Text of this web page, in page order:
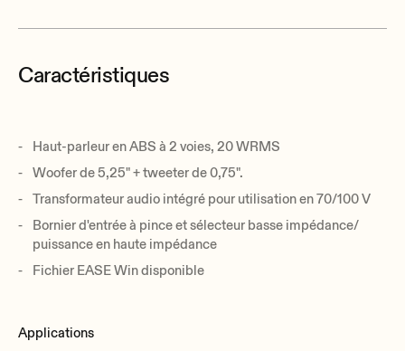
Caractéristiques
Haut-parleur en ABS à 2 voies, 20 WRMS
Woofer de 5,25" + tweeter de 0,75".
Transformateur audio intégré pour utilisation en 70/100 V
Bornier d'entrée à pince et sélecteur basse impédance/
puissance en haute impédance
Fichier EASE Win disponible
Applications